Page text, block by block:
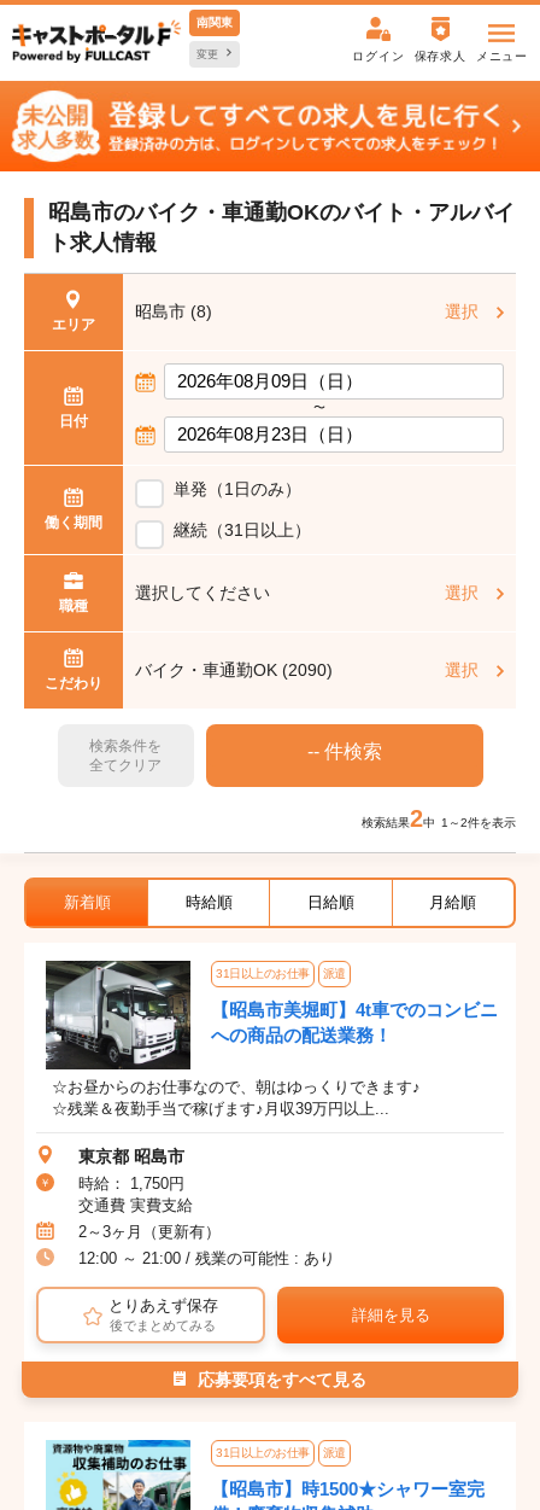
南関東
変更 ログイン 保存求人 メニュー
昭島市のバイク・車通勤OKのバイト・アルバイ
ト求人情報
エリア
昭島市 (8) 選択
日付
〜
働く期間
単発（1日のみ）
継続（31日以上）
職種
選択してください 選択
こだわり
バイク・車通勤OK (2090) 選択
検索条件を
全てクリア
検索結果2中 1～2件を表示
新着順 時給順 日給順 月給順
31日以上のお仕事 派遣
【昭島市美堀町】4t車でのコンビニ
への商品の配送業務！
☆お昼からのお仕事なので、朝はゆっくりできます♪
☆残業＆夜勤手当で稼げます♪月収39万円以上...
東京都 昭島市
時給： 1,750円
交通費 実費支給
2～3ヶ月（更新有）
12:00 ～ 21:00 / 残業の可能性 : あり
とりあえず保存
後でまとめてみる
詳細を見る
応募要項をすべて見る
31日以上のお仕事 派遣
【昭島市】時1500★シャワー室完